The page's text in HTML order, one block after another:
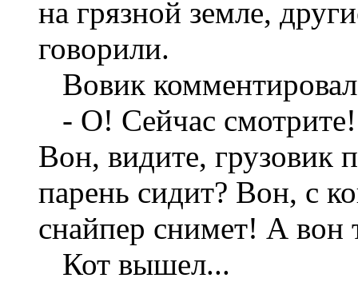
на грязной земле,
говорили.
Вовик
- О! Сейчас
Вон, видите, грузовик
парень сидит? Вон, с
снайпер снимет! А вон
Кот вышел...